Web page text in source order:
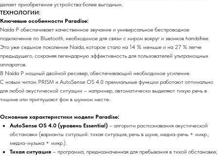
делает приобретение устройства более выгодным.
ТЕХНОЛОГИИ:
Ключевые особенности Paradise:
Naída P обеспечивает качественное звучание и универсальное беспроводное
подключение по Bluetooth, необходимое для связи с миром вокруг и звонков handsfree.
Это уже седьмое поколение Naida, которое стало на 14 % меньше и на 27 % легче
предыдущего, сохраняя легендарную эффективность для пользователей ультрамощных
аппаратов.
В Naída P мощный двойной ресивер, обеспечивающий необходимое усиление.
С новым чипом PRISM и AutoSense OS 4.0 премиальные функции работают оптимально
для любой акустической ситуации – например, автоматически выделяют тихую речь в
тишине или приглушают фон в шумном месте.
Основные характеристики модели Paradise:
AutoSense OS 4.0 (уровень Essential) – алгоритм распознавания акустической
обстановки (варианты ситуаций: тихая ситуация, речь в шуме, медиа-речь + микр.,
медиа-музыка + микр.).
Тихая ситуация – программа, предназначенная для пребывания в тихой обстановке;